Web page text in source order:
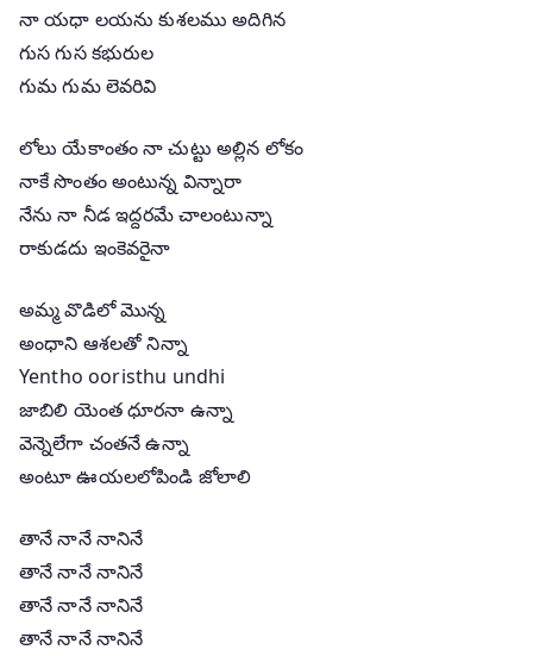
నా యధా లయను కుశలము అదిగిన
గుస గుస కభురుల
గుమ గుమ లెవరివి
లోలు యేకాంతం నా చుట్టు అల్లిన లోకం
నాకే సొంతం అంటున్న విన్నారా
నేను నా నీడ ఇద్దరమే చాలంటున్నా
రాకుడదు ఇంకెవరైనా
అమ్మ వొడిలో మొన్న
అంధాని ఆశలతో నిన్నా
Yentho ooristhu undhi
జాబిలి యెంత ధూరనా ఉన్నా
వెన్నెలేగా చంతనే ఉన్నా
అంటూ ఊయలలోపిండి జోలాలి
తానే నానే నానినే
తానే నానే నానినే
తానే నానే నానినే
తానే నానే నానినే